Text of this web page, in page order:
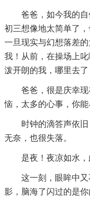
爸爸，如今我的
初三想像地太简单了
一旦现实与幻想落差
我！从前，在操场上
泼开朗的我，哪里去
爸爸，很是庆幸
恼，太多的心事，你
时钟的滴答声依
无奈，也很失落。
是夜！夜凉如水
这一刻，眼眸中
影，脑海了闪过的是